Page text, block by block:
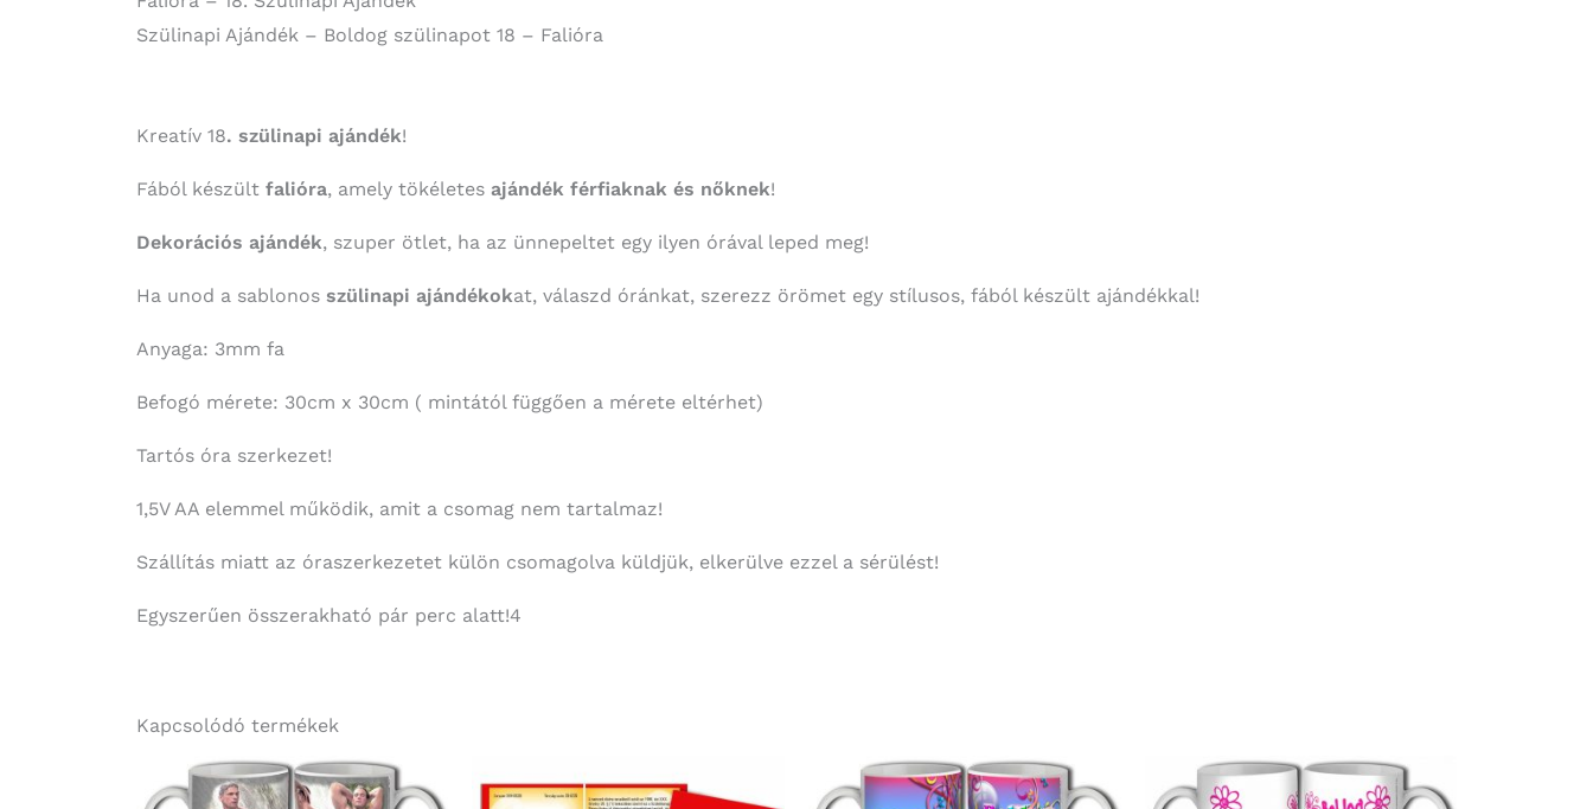
Szülinapi Ajándék – Boldog szülinapot 18 – Falióra
Kreatív 18. szülinapi ajándék!
Fából készült falióra, amely tökéletes ajándék férfiaknak és nőknek!
Dekorációs ajándék, szuper ötlet, ha az ünnepeltet egy ilyen órával leped meg!
Ha unod a sablonos szülinapi ajándékokat, válaszd óránkat, szerezz örömet egy stílusos, fából készült ajándékkal!
Anyaga: 3mm fa
Befogó mérete: 30cm x 30cm ( mintától függően a mérete eltérhet)
Tartós óra szerkezet!
1,5V AA elemmel működik, amit a csomag nem tartalmaz!
Szállítás miatt az óraszerkezetet külön csomagolva küldjük, elkerülve ezzel a sérülést!
Egyszerűen összerakható pár perc alatt!4
Kapcsolódó termékek